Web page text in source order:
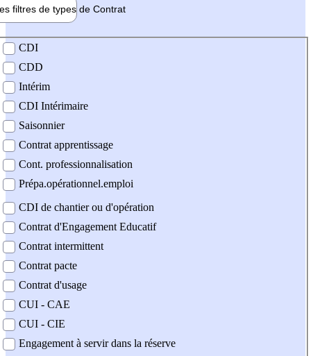
filtres de types de Contrat
contrat
CDI
CDD
Intérim
CDI Intérimaire
Saisonnier
Contrat apprentissage
Cont. professionnalisation
Prépa.opérationnel.emploi
CDI de chantier ou d'opération
Contrat d'Engagement Educatif
Contrat intermittent
Contrat pacte
Contrat d'usage
CUI - CAE
CUI - CIE
Engagement à servir dans la réserve